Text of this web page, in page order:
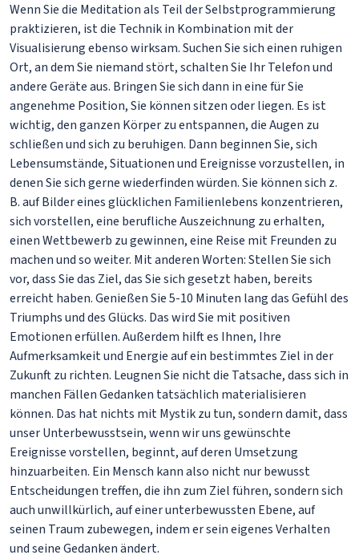
Wenn Sie die Meditation als Teil der Selbstprogrammierung
praktizieren, ist die Technik in Kombination mit der
Visualisierung ebenso wirksam. Suchen Sie sich einen ruhigen
Ort, an dem Sie niemand stört, schalten Sie Ihr Telefon und
andere Geräte aus. Bringen Sie sich dann in eine für Sie
angenehme Position, Sie können sitzen oder liegen. Es ist
wichtig, den ganzen Körper zu entspannen, die Augen zu
schließen und sich zu beruhigen. Dann beginnen Sie, sich
Lebensumstände, Situationen und Ereignisse vorzustellen, in
denen Sie sich gerne wiederfinden würden. Sie können sich z.
B. auf Bilder eines glücklichen Familienlebens konzentrieren,
sich vorstellen, eine berufliche Auszeichnung zu erhalten,
einen Wettbewerb zu gewinnen, eine Reise mit Freunden zu
machen und so weiter. Mit anderen Worten: Stellen Sie sich
vor, dass Sie das Ziel, das Sie sich gesetzt haben, bereits
erreicht haben. Genießen Sie 5-10 Minuten lang das Gefühl des
Triumphs und des Glücks. Das wird Sie mit positiven
Emotionen erfüllen. Außerdem hilft es Ihnen, Ihre
Aufmerksamkeit und Energie auf ein bestimmtes Ziel in der
Zukunft zu richten. Leugnen Sie nicht die Tatsache, dass sich in
manchen Fällen Gedanken tatsächlich materialisieren
können. Das hat nichts mit Mystik zu tun, sondern damit, dass
unser Unterbewusstsein, wenn wir uns gewünschte
Ereignisse vorstellen, beginnt, auf deren Umsetzung
hinzuarbeiten. Ein Mensch kann also nicht nur bewusst
Entscheidungen treffen, die ihn zum Ziel führen, sondern sich
auch unwillkürlich, auf einer unterbewussten Ebene, auf
seinen Traum zubewegen, indem er sein eigenes Verhalten
und seine Gedanken ändert.